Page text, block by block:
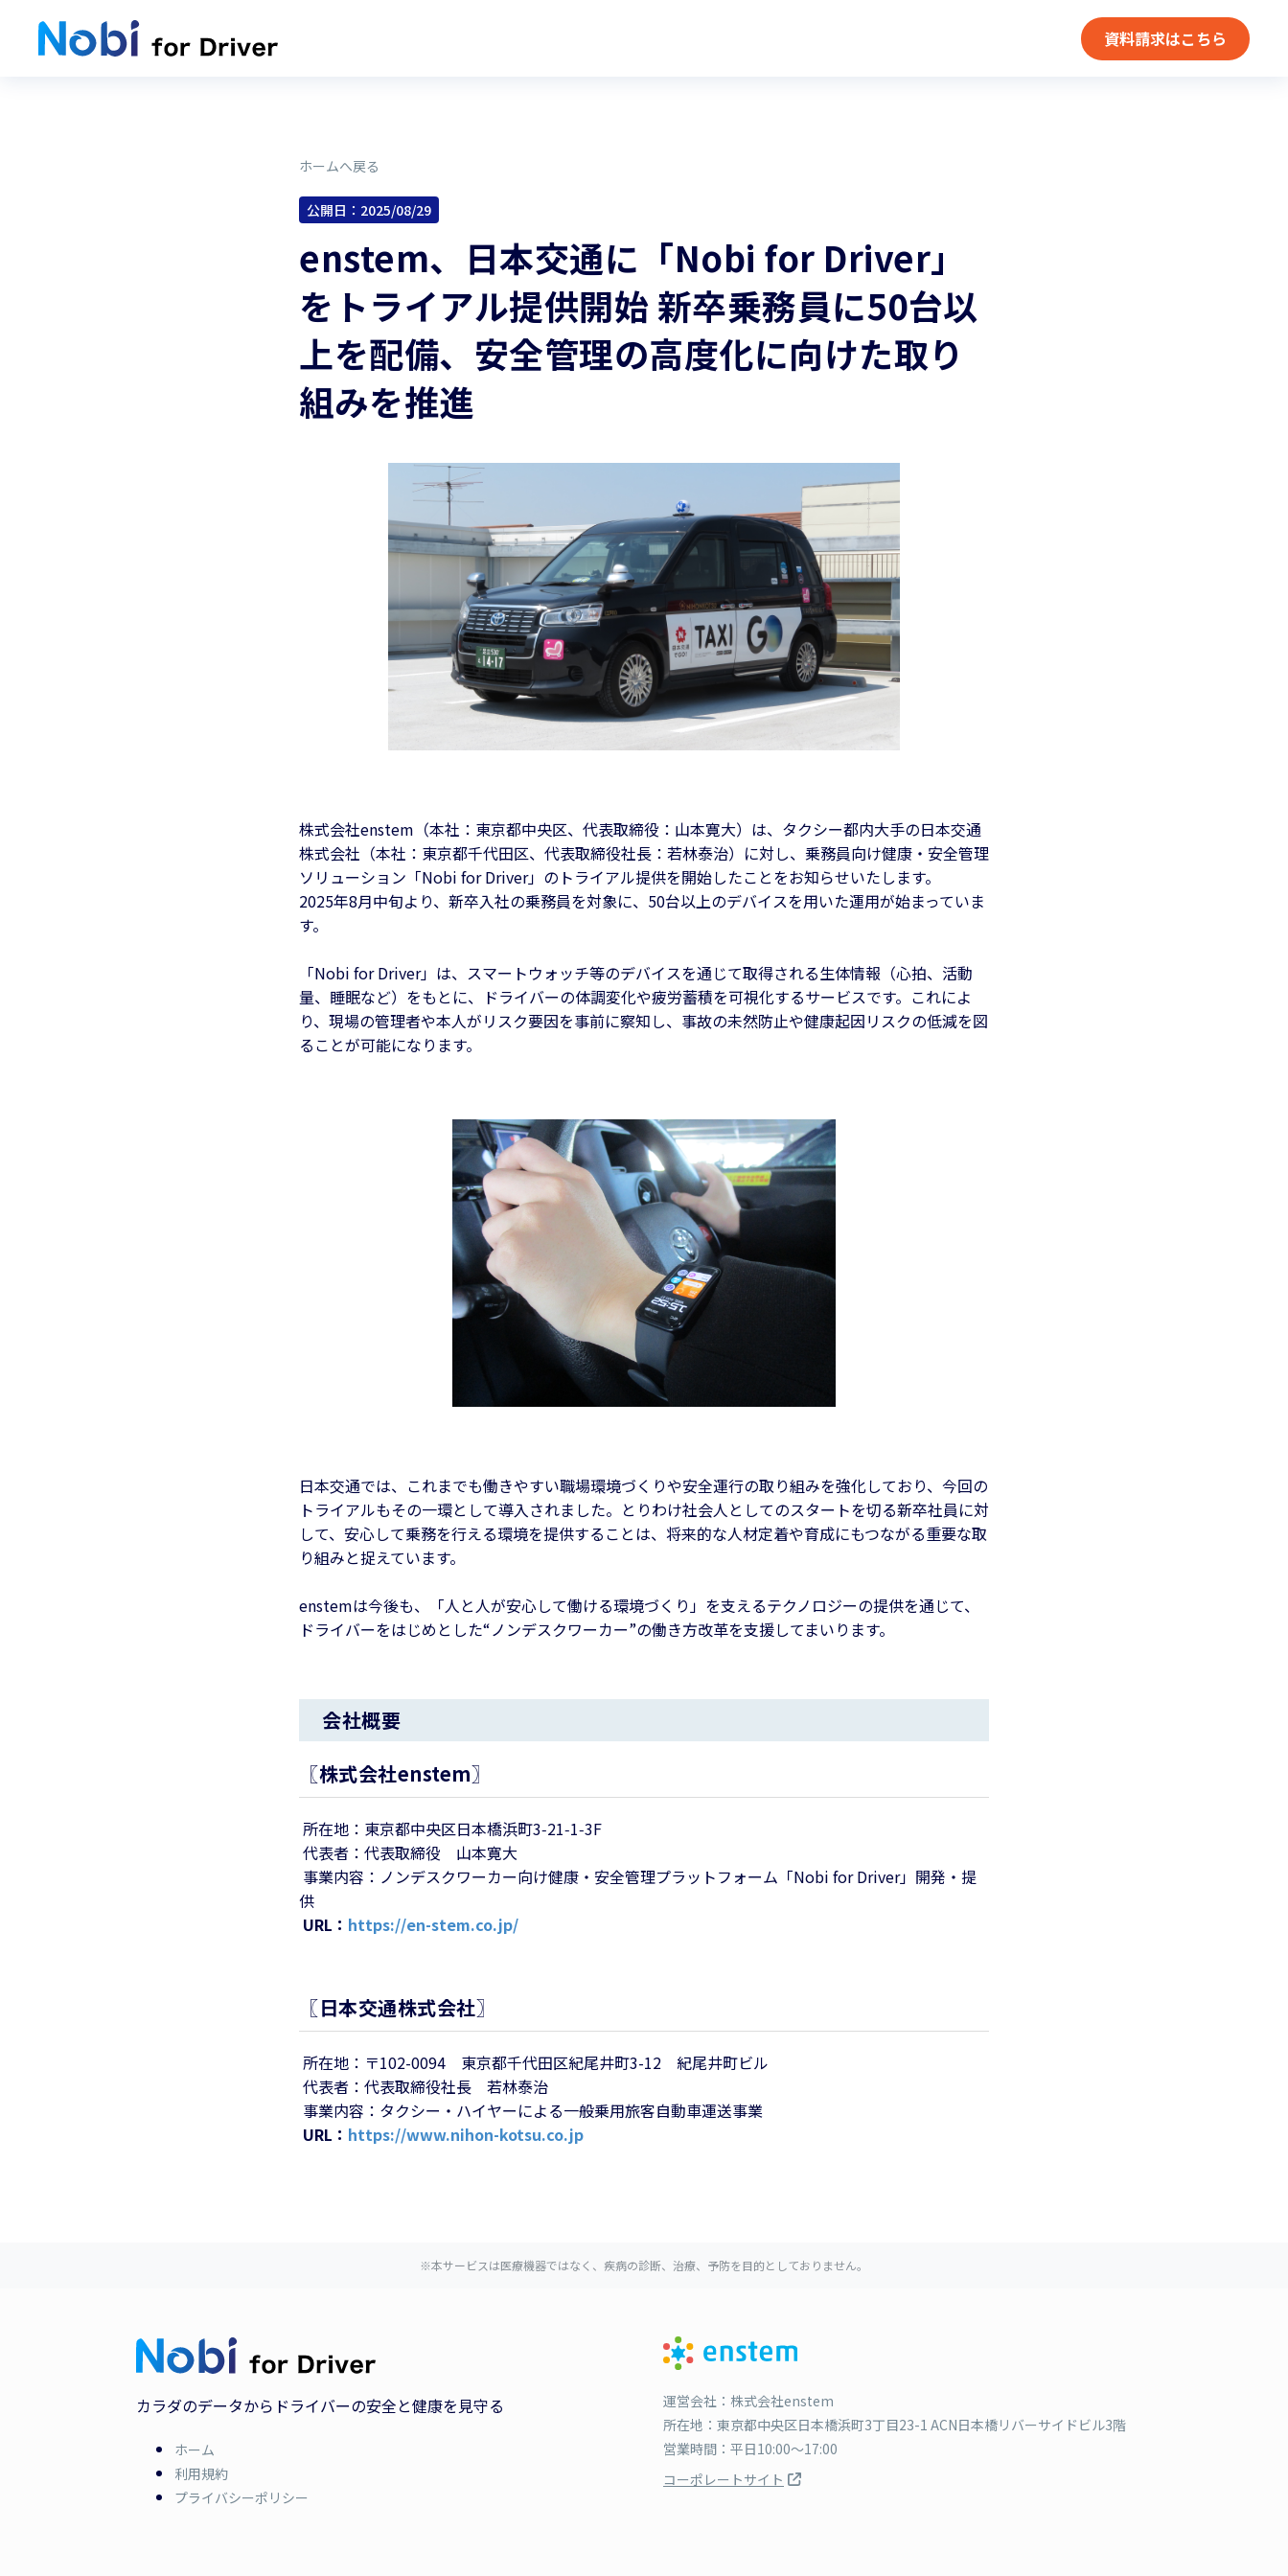
資料請求はこちら
ホームへ戻る
公開日： 2025/08/29
enstem、日本交通に「Nobi for Driver」
をトライアル提供開始 新卒乗務員に50台以
上を配備、安全管理の高度化に向けた取り
組みを推進
株式会社enstem（本社：東京都中央区、代表取締役：山本寛大）は、タクシー都内大手の日本交通
株式会社（本社：東京都千代田区、代表取締役社長：若林泰治）に対し、乗務員向け健康・安全管理
ソリューション「Nobi for Driver」のトライアル提供を開始したことをお知らせいたします。
2025年8月中旬より、新卒入社の乗務員を対象に、50台以上のデバイスを用いた運用が始まっていま
す。
「Nobi for Driver」は、スマートウォッチ等のデバイスを通じて取得される生体情報（心拍、活動
量、睡眠など）をもとに、ドライバーの体調変化や疲労蓄積を可視化するサービスです。これによ
り、現場の管理者や本人がリスク要因を事前に察知し、事故の未然防止や健康起因リスクの低減を図
ることが可能になります。
日本交通では、これまでも働きやすい職場環境づくりや安全運行の取り組みを強化しており、今回の
トライアルもその一環として導入されました。とりわけ社会人としてのスタートを切る新卒社員に対
して、安心して乗務を行える環境を提供することは、将来的な人材定着や育成にもつながる重要な取
り組みと捉えています。
enstemは今後も、「人と人が安心して働ける環境づくり」を支えるテクノロジーの提供を通じて、
ドライバーをはじめとした“ノンデスクワーカー”の働き方改革を支援してまいります。
会社概要
〖株式会社enstem〗
所在地：東京都中央区日本橋浜町3‑21‑1‑3F
代表者：代表取締役 山本寛大
事業内容：ノンデスクワーカー向け健康・安全管理プラットフォーム「Nobi for Driver」開発・提
供
URL： https://en-stem.co.jp/
〖日本交通株式会社〗
所在地：〒102-0094 東京都千代田区紀尾井町3-12 紀尾井町ビル
代表者：代表取締役社長 若林泰治
事業内容：タクシー・ハイヤーによる一般乗用旅客自動車運送事業
URL： https://www.nihon-kotsu.co.jp
※本サービスは医療機器ではなく、疾病の診断、治療、予防を目的としておりません。
カラダのデータからドライバーの安全と健康を見守る
ホーム
利用規約
プライバシーポリシー
運営会社：株式会社enstem
所在地：東京都中央区日本橋浜町3丁目23-1 ACN日本橋リバーサイドビル3階
営業時間：平日10:00〜17:00
コーポレートサイト